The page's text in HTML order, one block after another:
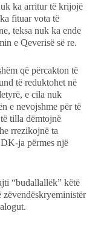
ka arritur të krijojë
fituar vota të
teksa nuk ka ende
e Qeverisë së re.
që përcakton të
të reduktohet në
e cila nuk
e nevojshme për të
tilla dëmtojnë
rrezikojnë ta
ja përmes një
“budallallëk” këtë
zëvendëskryeministër